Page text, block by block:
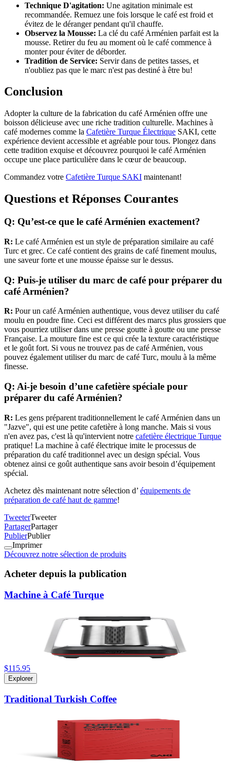
Technique D'agitation: Une agitation minimale est
recommandée. Remuez une fois lorsque le café est froid et
évitez de le déranger pendant qu'il chauffe.
Observez la Mousse: La clé du café Arménien parfait est la
mousse. Retirer du feu au moment où le café commence à
monter pour éviter de déborder.
Tradition de Service: Servir dans de petites tasses, et
n'oubliez pas que le marc n'est pas destiné à être bu!
Conclusion
Adopter la culture de la fabrication du café Arménien offre une
boisson délicieuse avec une riche tradition culturelle. Machines à
café modernes comme la Cafetière Turque Électrique SAKI, cette
expérience devient accessible et agréable pour tous. Plongez dans
cette tradition exquise et découvrez pourquoi le café Arménien
occupe une place particulière dans le cœur de beaucoup.
Commandez votre Cafetière Turque SAKI maintenant!
Questions et Réponses Courantes
Q: Qu’est-ce que le café Arménien exactement?
R: Le café Arménien est un style de préparation similaire au café
Turc et grec. Ce café contient des grains de café finement moulus,
une saveur forte et une mousse épaisse sur le dessus.
Q: Puis-je utiliser du marc de café pour préparer du
café Arménien?
R: Pour un café Arménien authentique, vous devez utiliser du café
moulu en poudre fine. Ceci est différent des marcs plus grossiers que
vous pourriez utiliser dans une presse goutte à goutte ou une presse
Française. La mouture fine est ce qui crée la texture caractéristique
et le goût fort. Si vous ne trouvez pas de café Arménien, vous
pouvez également utiliser du marc de café Turc, moulu à la même
finesse.
Q: Ai-je besoin d’une cafetière spéciale pour
préparer du café Arménien?
R: Les gens préparent traditionnellement le café Arménien dans un
"Jazve", qui est une petite cafetière à long manche. Mais si vous
n'en avez pas, c'est là qu'intervient notre cafetière électrique Turque
pratique! La machine à café électrique imite le processus de
préparation du café traditionnel avec un design spécial. Vous
obtenez ainsi ce goût authentique sans avoir besoin d’équipement
spécial.
Achetez dès maintenant notre sélection d’ équipements de
préparation de café haut de gamme!
TweeterTweeter
PartagerPartager
PublierPublier
Imprimer
Découvrez notre sélection de produits
Acheter depuis la publication
Machine à Café Turque
$115.95
Explorer
Traditional Turkish Coffee